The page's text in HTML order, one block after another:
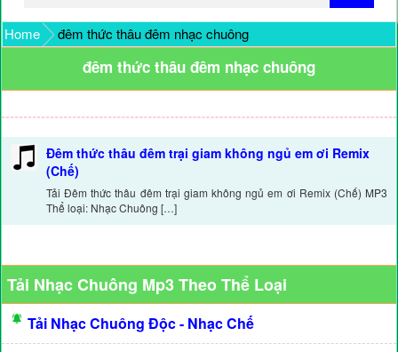
Home đêm thức thâu đêm nhạc chuông
đêm thức thâu đêm nhạc chuông
Đêm thức thâu đêm trại giam không ngủ em ơi Remix
(Chế)
Tải Đêm thức thâu đêm trại giam không ngủ em ơi Remix (Chế) MP3
Thể loại: Nhạc Chuông […]
Tải Nhạc Chuông Mp3 Theo Thể Loại
Tải Nhạc Chuông Độc - Nhạc Chế